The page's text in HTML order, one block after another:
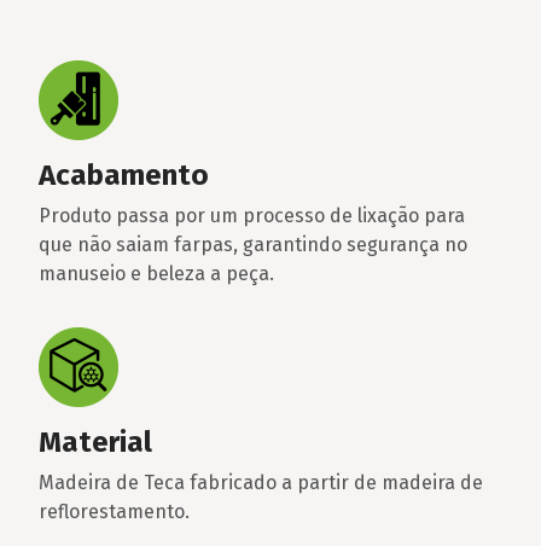
Acabamento
Produto passa por um processo de lixação para
que não saiam farpas, garantindo segurança no
manuseio e beleza a peça.
Material
Madeira de Teca fabricado a partir de madeira de
reflorestamento.